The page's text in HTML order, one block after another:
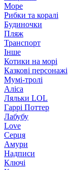
Море
Рибки та коралі
Будиночки
Пляж
Транспорт
Інше
Котики на морі
Казкові персонажі
Мумі-тролі
Аліса
Ляльки LOL
Гаррі Поттер
Лабубу
Love
Серця
Амури
Надписи
Ключі